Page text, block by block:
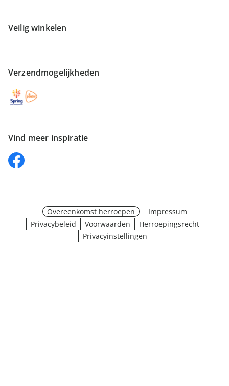
Veilig winkelen
Verzendmogelijkheden
Vind meer inspiratie
Overeenkomst herroepen
Impressum
Privacybeleid
Voorwaarden
Herroepingsrecht
Privacyinstellingen